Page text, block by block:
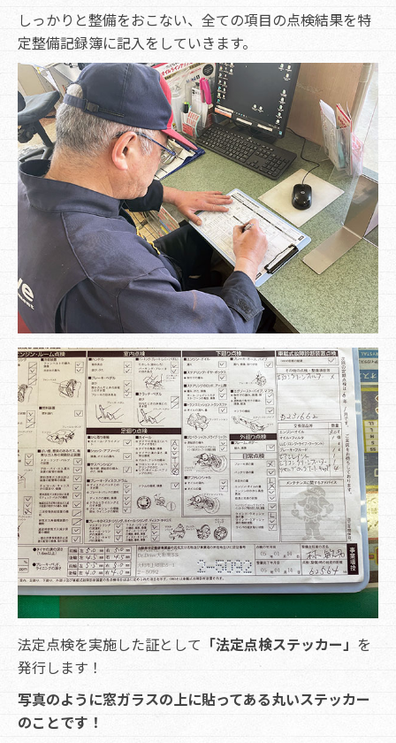
しっかりと整備をおこない、全ての項目の点検結果を特
定整備記録簿に記入をしていきます。
法定点検を実施した証として 「法定点検ステッカー」 を
発行します！
写真のように窓ガラスの上に貼ってある丸いステッカー
のことです！